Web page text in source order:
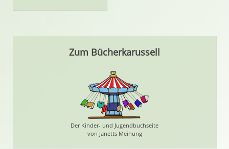
Zum Bücherkarussell
Der Kinder- und Jugendbuchseite
von Janetts Meinung